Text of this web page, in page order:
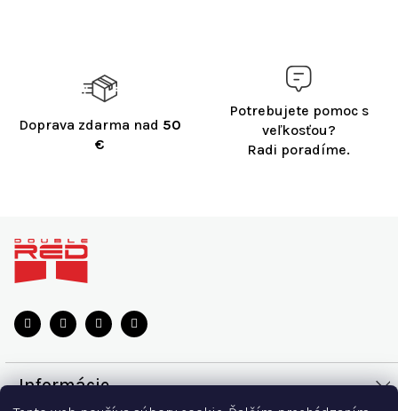
Doprava zdarma nad 50
€
Potrebujete pomoc s
veľkosťou?
Radi poradíme.
Informácie